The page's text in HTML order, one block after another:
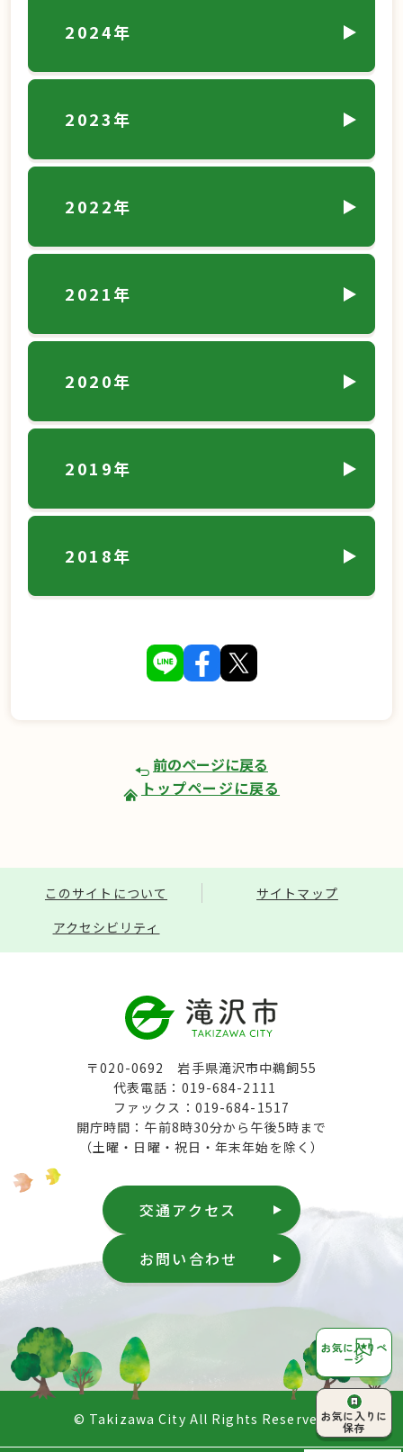
お気に入りペ
ージ
お気に入りに
保存
2024年
2023年
2022年
2021年
2020年
2019年
2018年
前のページに戻る
トップページに戻る
このサイトについて
サイトマップ
アクセシビリティ
〒020-0692 岩手県滝沢市中鵜飼55
代表電話：019-684-2111
ファックス：019-684-1517
開庁時間：午前8時30分から午後5時まで
（土曜・日曜・祝日・年末年始を除く）
交通アクセス
お問い合わせ
© Takizawa City All Rights Reserved.ページ上部へ
戻る